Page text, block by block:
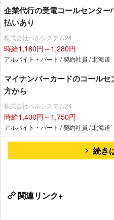
企業代行の受電コールセンタ
払いあり
株式会社ベルシステム24
時給1,180円～1,280円
アルバイト・パート / 契約社員 / 北海道
マイナンバーカードのコール
方から
株式会社ベルシステム24
時給1,400円～1,750円
アルバイト・パート / 契約社員 / 北海道
続き
関連リンク+